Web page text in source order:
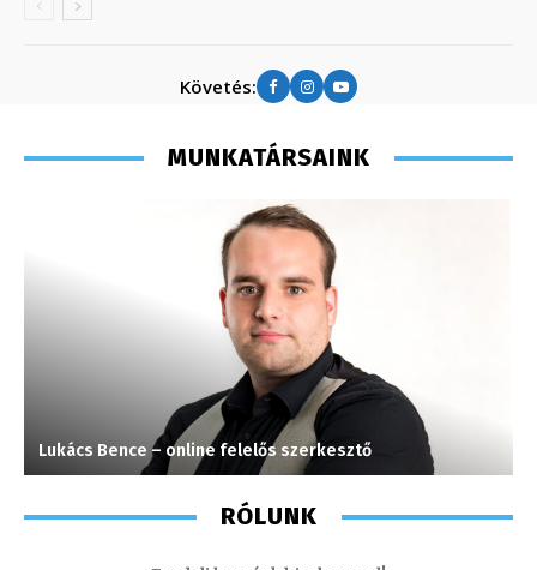
Követés:
MUNKATÁRSAINK
Lukács Bence – online felelős szerkesztő
RÓLUNK